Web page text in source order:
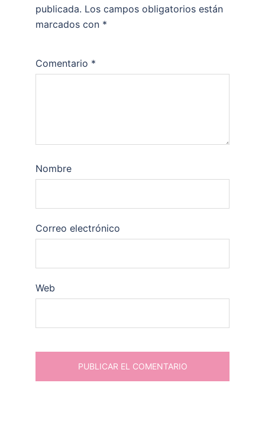
publicada. Los campos obligatorios están
marcados con *
Comentario *
Nombre
Correo electrónico
Web